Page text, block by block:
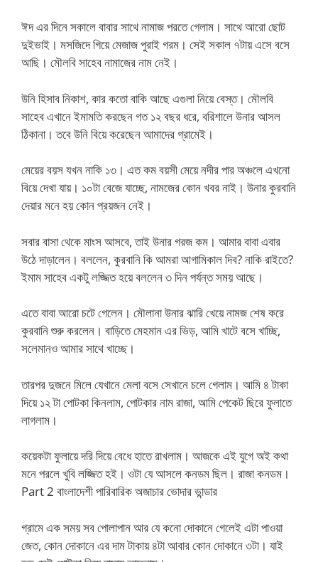
ঈদ এর দিনে সকালে বাবার সাথে নামাজ পরতে গেলাম। সাথে আরো ছোট
দুইভাই। মসজিদে গিয়ে মেজাজ পুরাই গরম। সেই সকাল ৭টায় এসে বসে
আছি। মৌলবি সাহেব নামাজের নাম নেই।
উনি হিসাব নিকাশ, কার কতো বাকি আছে এগুলা নিয়ে বেস্ত। মৌলবি
সাহেব এখানে ইমামতি করছেন গত ১২ বছর ধরে, বরিশালে উনার আসল
ঠিকানা। তবে উনি বিয়ে করেছেন আমাদের গ্রামেই।
মেয়ের বয়স যখন নাকি ১৩। এত কম বয়সী মেয়ে নদীর পার অঞ্চলে এখনো
বিয়ে দেখা যায়। ১০টা বেজে যাচ্ছে, নামজের কোন খবর নাই। উনার কুরবানি
দেয়ার মনে হয় কোন প্রয়জন নেই।
সবার বাসা থেকে মাংস আসবে, তাই উনার গরজ কম। আমার বাবা এবার
উঠে দাড়ালেন। বললেন, কুরবানি কি আমরা আগামিকাল দিব? নাকি রাইতে?
ইমাম সাহেব একটু লজ্জিত হয়ে বললেন ৩ দিন পর্যন্ত সময় আছে।
এতে বাবা আরো চটে গেলেন। মৌলানা উনার ঝারি খেয়ে নামজ শেষ করে
কুরবানি শুরু করলেন। বাড়িতে মেহমান এর ভিড়, আমি খাটে বসে খাচ্ছি,
সলেমানও আমার সাথে খাচ্ছে।
তারপর দুজনে মিলে যেখানে মেলা বসে সেখানে চলে গেলাম। আমি ৪ টাকা
দিয়ে ১২ টা পোটকা কিনলাম, পোটকার নাম রাজা, আমি পেকেট ছিরে ফুলাতে
লাগলাম।
কয়েকটা ফুলায়ে দরি দিয়ে বেধে হাতে রাখলাম। আজকে এই যুগে অই কথা
মনে পরলে খুবি লজ্জিত হই। ওটা যে আসলে কনডম ছিল। রাজা কনডম।
Part 2 বাংলাদেশী পারিবারিক অজাচার ভোদার ভান্ডার
গ্রামে এক সময় সব পোলাপান আর যে কনো দোকানে গেলেই এটা পাওয়া
জেত, কোন দোকানে এর দাম টাকায় ৪টা আবার কোন দোকানে ৩টা। যাই